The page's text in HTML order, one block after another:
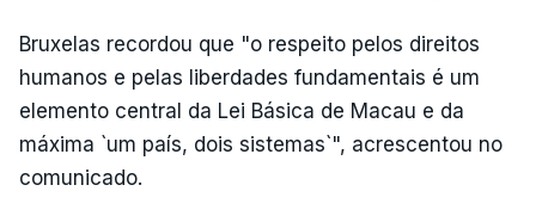
Bruxelas recordou que "o respeito pelos direitos
humanos e pelas liberdades fundamentais é um
elemento central da Lei Básica de Macau e da
máxima `um país, dois sistemas`", acrescentou no
comunicado.